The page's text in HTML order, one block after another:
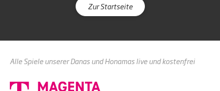
Zur Startseite
Alle Spiele unserer Danas und Honamas live und kostenfrei